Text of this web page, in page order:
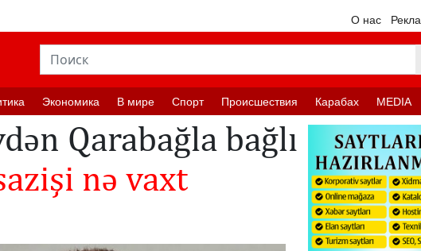
О нас
Экономика В мире Спорт Происшествия Карабах MEDIA
Qarabağla bağlı
nə vaxt